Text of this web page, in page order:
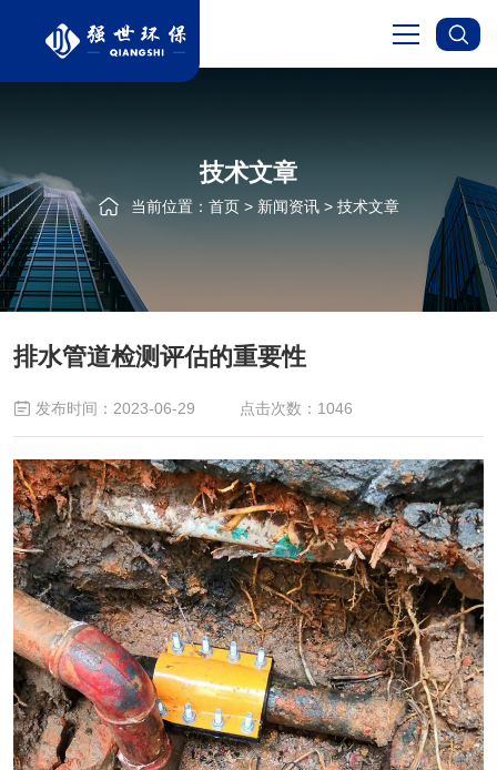
关于我们
新闻资讯
联系我们
技术文章
当前位置： 首页 > 新闻资讯 > 技术文章
排水管道检测评估的重要性
发布时间：2023-06-29 点击次数：1046